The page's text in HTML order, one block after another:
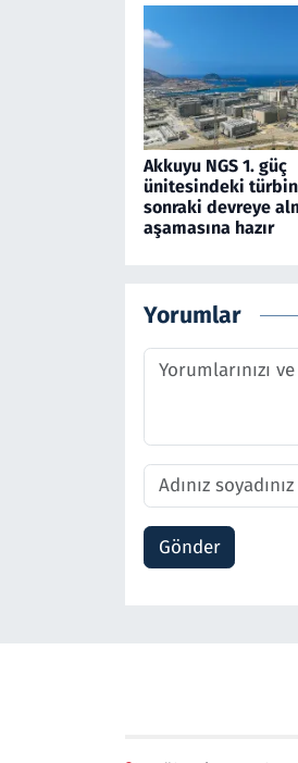
Akkuyu NGS 1. güç
ünitesindeki
sonraki devreye
aşamasına hazır
Yorumlar
Gönder